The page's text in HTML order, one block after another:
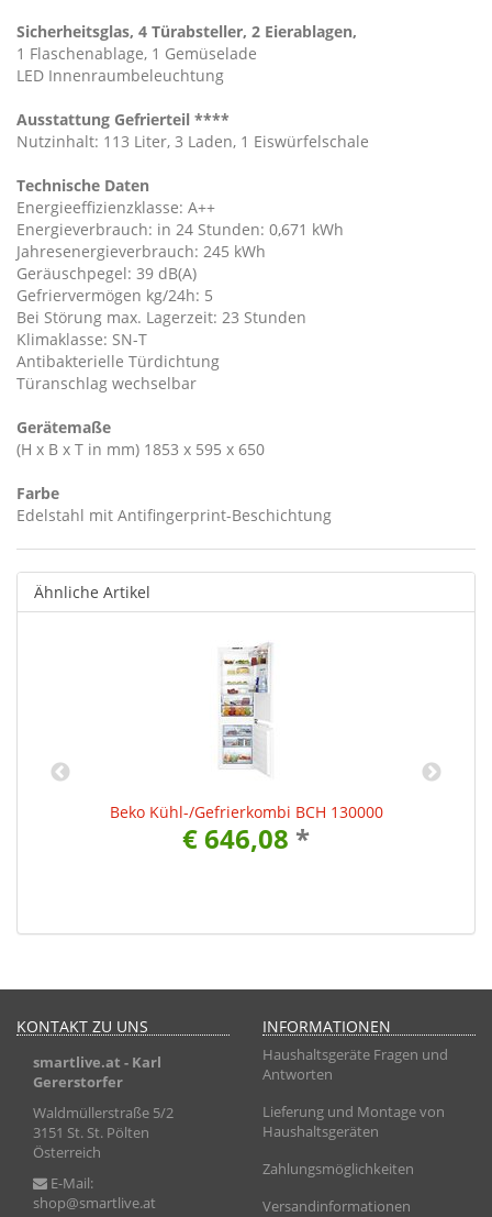
Sicherheitsglas, 4 Türabsteller, 2 Eierablagen,
1 Flaschenablage, 1 Gemüselade
LED Innenraumbeleuchtung
Ausstattung Gefrierteil ****
Nutzinhalt: 113 Liter, 3 Laden, 1 Eiswürfelschale
Technische Daten
Energieeffizienzklasse: A++
Energieverbrauch: in 24 Stunden: 0,671 kWh
Jahresenergieverbrauch: 245 kWh
Geräuschpegel: 39 dB(A)
Gefriervermögen kg/24h: 5
Bei Störung max. Lagerzeit: 23 Stunden
Klimaklasse: SN-T
Antibakterielle Türdichtung
Türanschlag wechselbar
Gerätemaße
(H x B x T in mm) 1853 x 595 x 650
Farbe
Edelstahl mit Antifingerprint-Beschichtung
Ähnliche Artikel
Beko Kühl-/Gefrierkombi BCH 130000
€ 646,08 *
KONTAKT ZU UNS
smartlive.at - Karl
Gererstorfer
Waldmüllerstraße 5/2
3151 St. St. Pölten
Österreich
E-Mail:
shop@smartlive.at
INFORMATIONEN
Haushaltsgeräte Fragen und
Antworten
Lieferung und Montage von
Haushaltsgeräten
Zahlungsmöglichkeiten
Versandinformationen